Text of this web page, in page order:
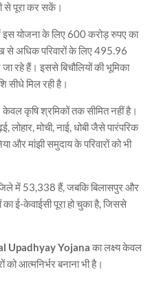
से पूरा कर सकें।
योजना के लिए 600 करोड़ रुपए का
से अधिक परिवारों के लिए 495.96
रहे हैं। इससे बिचौलियों की भूमिका
सीधे मिल रही है।
केवल कृषि श्रमिकों तक सीमित नहीं है।
मोची, नाई, धोबी जैसे पारंपरिक
और मांझी समुदाय के परिवारों को भी
में 53,338 हैं, जबकि बिलासपुर और
का ई-केवाईसी पूरा हो चुका है, जिससे
Upadhyay Yojana का लक्ष्य केवल
को आत्मनिर्भर बनाना भी है।